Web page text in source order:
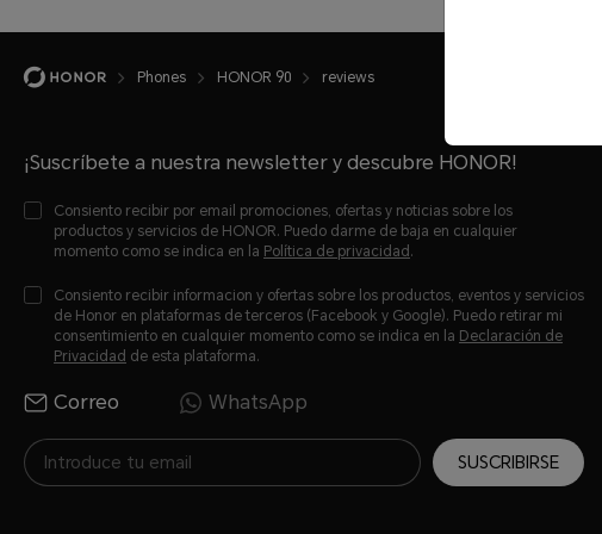
Phones HONOR 90 reviews
¡Suscríbete a nuestra newsletter y descubre HONOR!
Consiento recibir por email promociones, ofertas y noticias sobre los
productos y servicios de HONOR. Puedo darme de baja en cualquier
momento como se indica en la Política de privacidad .
Consiento recibir informacion y ofertas sobre los productos, eventos y servicios
de Honor en plataformas de terceros (Facebook y Google). Puedo retirar mi
consentimiento en cualquier momento como se indica en la Declaración de
Privacidad de esta plataforma.
Correo WhatsApp
SUSCRIBIRSE